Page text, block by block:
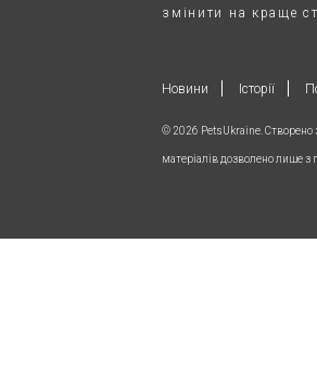
змінити на краще
Новини Історії
© 2026 PetsUkraine. Створено
матеріалів дозволено лише з